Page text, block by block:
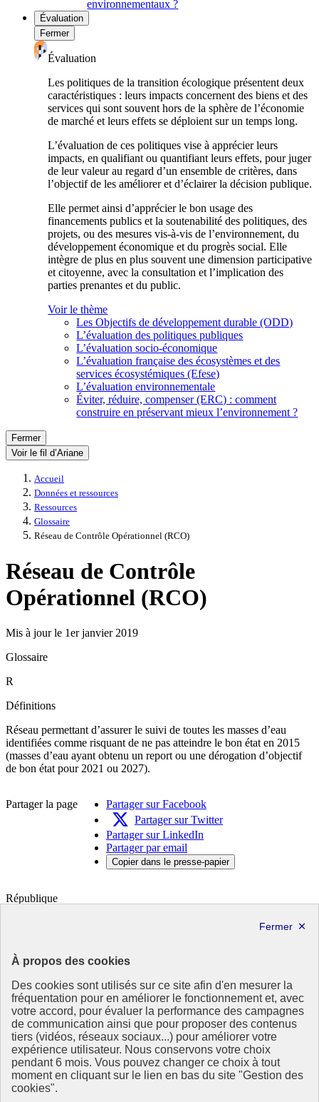
À propos des cookies
Des cookies sont utilisés sur ce site afin d'en mesurer la
fréquentation pour en améliorer le fonctionnement et, avec
votre accord, pour évaluer la performance des campagnes
de communication ainsi que pour proposer des contenus
tiers (vidéos, réseaux sociaux...) pour améliorer votre
expérience utilisateur. Nous conservons votre choix
pendant 6 mois. Vous pouvez changer ce choix à tout
moment en cliquant sur le lien en bas du site "Gestion des
cookies".
environnementaux ?
Évaluation
Fermer
Évaluation
Les politiques de la transition écologique présentent deux
caractéristiques : leurs impacts concernent des biens et des
services qui sont souvent hors de la sphère de l’économie
de marché et leurs effets se déploient sur un temps long.
L’évaluation de ces politiques vise à apprécier leurs
impacts, en qualifiant ou quantifiant leurs effets, pour juger
de leur valeur au regard d’un ensemble de critères, dans
l’objectif de les améliorer et d’éclairer la décision publique.
Elle permet ainsi d’apprécier le bon usage des
financements publics et la soutenabilité des politiques, des
projets, ou des mesures vis-à-vis de l’environnement, du
développement économique et du progrès social. Elle
intègre de plus en plus souvent une dimension participative
et citoyenne, avec la consultation et l’implication des
parties prenantes et du public.
Voir le thème
Les Objectifs de développement durable (ODD)
L’évaluation des politiques publiques
L’évaluation socio-économique
L’évaluation française des écosystèmes et des
services écosystémiques (Efese)
L’évaluation environnementale
Éviter, réduire, compenser (ERC) : comment
construire en préservant mieux l’environnement ?
Fermer
Voir le fil d’Ariane
Accueil
Données et ressources
Ressources
Glossaire
Réseau de Contrôle Opérationnel (RCO)
Réseau de Contrôle
Opérationnel (RCO)
Mis à jour le 1er janvier 2019
Glossaire
R
Définitions
Réseau permettant d’assurer le suivi de toutes les masses d’eau
identifiées comme risquant de ne pas atteindre le bon état en 2015
(masses d’eau ayant obtenu un report ou une dérogation d’objectif
de bon état pour 2021 ou 2027).
Partager la page
Partager sur Facebook
Partager sur Twitter
Partager sur LinkedIn
Partager par email
Copier dans le presse-papier
République
utiles
info.gouv.fr- ouvre une nouvelle fenêtre
service-public.fr- ouvre une nouvelle fenêtre
legifrance.gouv.fr- ouvre une nouvelle fenêtre
data.gouv.fr- ouvre une nouvelle fenêtre
Partenaire
Partenaire principal : Eionet Portal